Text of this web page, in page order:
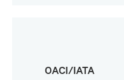
OA­CI/IA­TA